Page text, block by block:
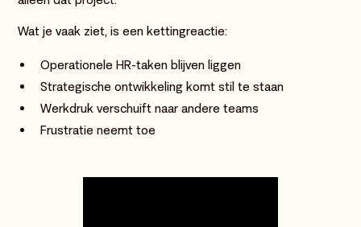
Wat je vaak ziet, is een kettingreactie:
Operationele HR-taken blijven liggen
Strategische ontwikkeling komt stil te staan
Werkdruk verschuift naar andere teams
Frustratie neemt toe